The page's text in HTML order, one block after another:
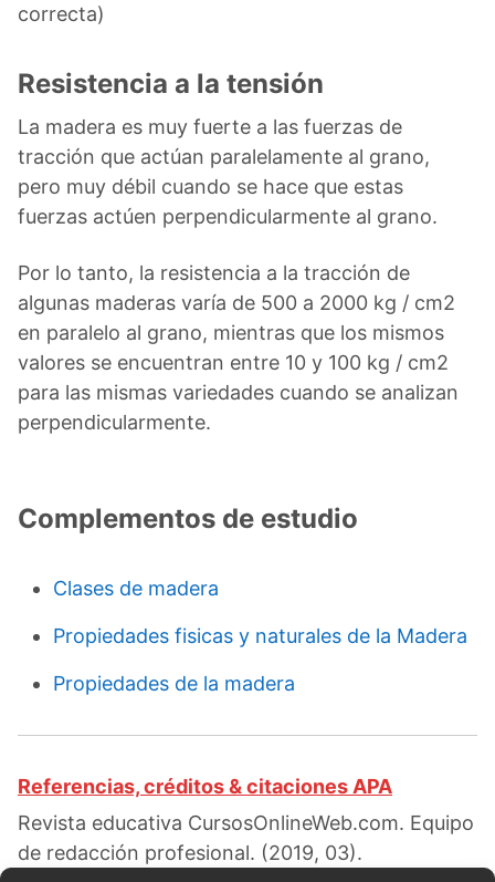
correcta)
Resistencia a la tensión
La madera es muy fuerte a las fuerzas de
tracción que actúan paralelamente al grano,
pero muy débil cuando se hace que estas
fuerzas actúen perpendicularmente al grano.
Por lo tanto, la resistencia a la tracción de
algunas maderas varía de 500 a 2000 kg / cm2
en paralelo al grano, mientras que los mismos
valores se encuentran entre 10 y 100 kg / cm2
para las mismas variedades cuando se analizan
perpendicularmente.
Complementos de estudio
Clases de madera
Propiedades fisicas y naturales de la Madera
Propiedades de la madera
Referencias, créditos & citaciones APA
Revista educativa CursosOnlineWeb.com. Equipo
de redacción profesional. (2019, 03).